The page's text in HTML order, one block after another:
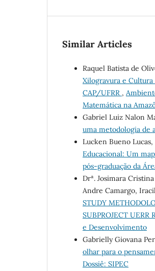
Similar Articles
Raquel Batista de
Xilogravura e
CAP/UFRR ,
Matemática na
Gabriel Luiz Nalon
uma metodologia de
Lucken Bueno
Educacional: Um
pós-graduação da
Drª. Josimara
Andre Camargo,
STUDY
SUBPROJECT UERR
e Desenvolvimento
Gabrielly Giovana
olhar para o
Dossiê: SIPEC